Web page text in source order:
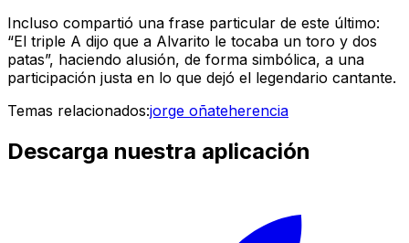
Incluso compartió una frase particular de este último:
“El triple A dijo que a Alvarito le tocaba un toro y dos
patas”, haciendo alusión, de forma simbólica, a una
participación justa en lo que dejó el legendario cantante.
Temas relacionados:jorge oñateherencia
Descarga nuestra aplicación